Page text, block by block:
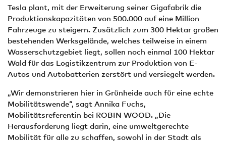
Tesla plant, mit der Erweiterung seiner Gigafabrik die
Produktionskapazitäten von 500.000 auf eine Million
Fahrzeuge zu steigern. Zusätzlich zum 300 Hektar großen
bestehenden Werksgelände, welches teilweise in einem
Wasserschutzgebiet liegt, sollen noch einmal 100 Hektar
Wald für das Logistikzentrum zur Produktion von E-
Autos und Autobatterien zerstört und versiegelt werden.
„Wir demonstrieren hier in Grünheide auch für eine echte
Mobilitätswende“, sagt Annika Fuchs,
Mobilitätsreferentin bei ROBIN WOOD. „Die
Herausforderung liegt darin, eine umweltgerechte
Mobilität für alle zu schaffen, sowohl in der Stadt als